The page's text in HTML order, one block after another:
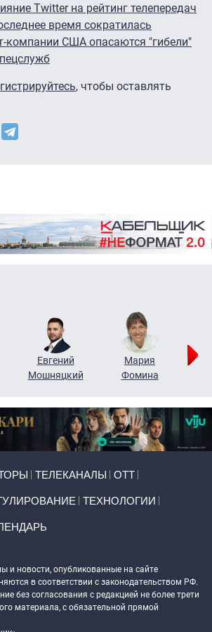
Twitter на рейтинг телепередач
время сократилась
компании США опасаются "гибели"
, чтобы оставлять
Евгений
Мошняцкий
Мария
Фомина
ТЕЛЕКАНАЛЫ ОТТ
ТЕХНОЛОГИИ
и новости, опубликованные на сайте
в соответствии с законодательством РФ.
без согласования с редакцией не более трети
материала, с обязательной прямой